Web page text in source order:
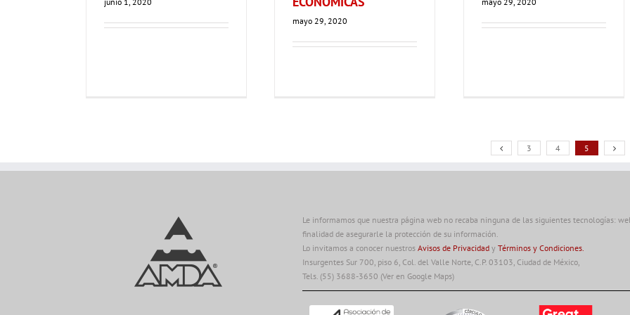
mayo 29, 2020
3 4 5
Le informamos que nuestra página web no recaba ninguna de las siguientes tecnologías:
finalidad de asegurarle la protección de su información.
Lo invitamos a conocer nuestros Avisos de Privacidad y Términos y Condiciones.
Insurgentes Sur 700, piso 6, Col. del Valle Norte, C.P. 03103, Ciudad de México,
Tels. (55) 3688-3650 (Ver en Google Maps)